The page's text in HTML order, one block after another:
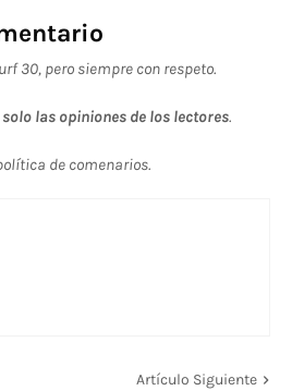
30, pero siempre con respeto.
las opiniones de los lectores.
de comenarios.
Artículo Siguiente